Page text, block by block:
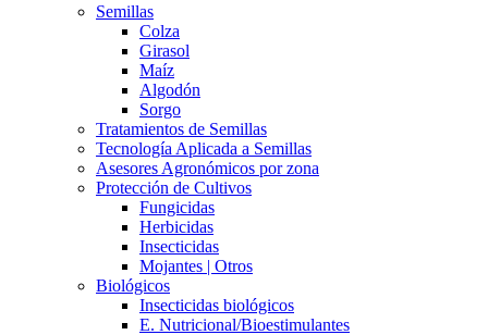
Semillas
Colza
Girasol
Maíz
Algodón
Sorgo
Tratamientos de Semillas
Tecnología Aplicada a Semillas
Asesores Agronómicos por zona
Protección de Cultivos
Fungicidas
Herbicidas
Insecticidas
Mojantes | Otros
Biológicos
Insecticidas biológicos
E. Nutricional/Bioestimulantes